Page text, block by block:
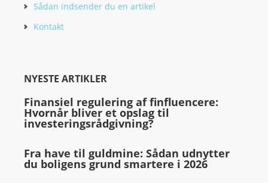
Sådan indsender du en artikel
Kontakt
NYESTE ARTIKLER
Finansiel regulering af finfluencere:
Hvornår bliver et opslag til
investeringsrådgivning?
Fra have til guldmine: Sådan udnytter
du boligens grund smartere i 2026